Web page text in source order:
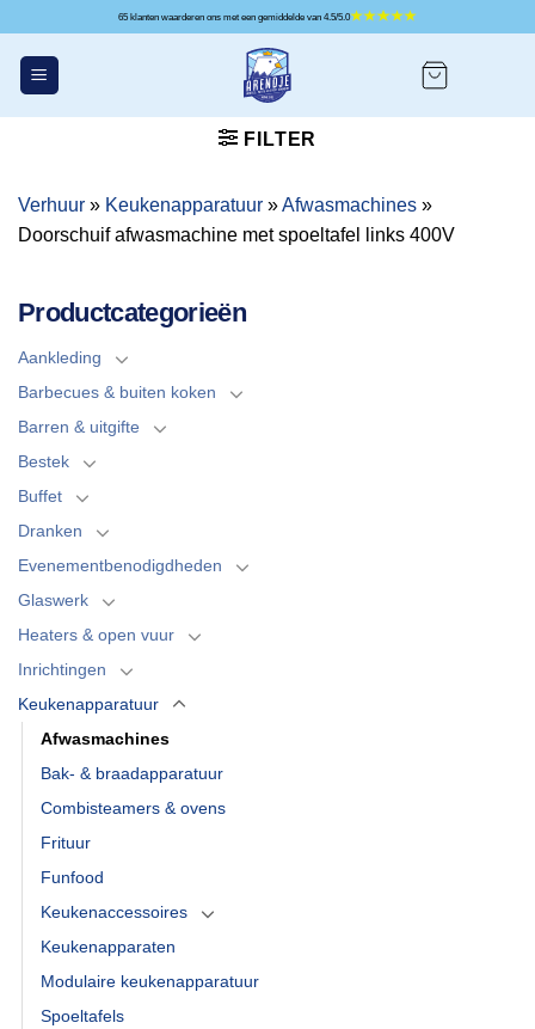
inhoud
65 klanten waarderen ons met een gemiddelde van 4.5/5.0
FILTER
Verhuur » Keukenapparatuur »Afwasmachines »
Doorschuif afwasmachine met spoeltafel links 400V
Productcategorieën
Aankleding
Barbecues & buiten koken
Barren & uitgifte
Bestek
Buffet
Dranken
Evenementbenodigdheden
Glaswerk
Heaters & open vuur
Inrichtingen
Keukenapparatuur
Afwasmachines
Bak- & braadapparatuur
Combisteamers & ovens
Frituur
Funfood
Keukenaccessoires
Keukenapparaten
Modulaire keukenapparatuur
Spoeltafels